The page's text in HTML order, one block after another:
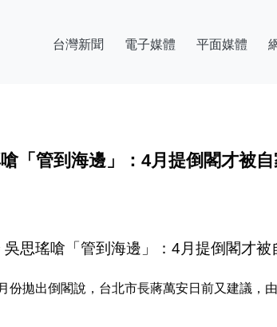
台灣新聞 電子媒體 平面媒體
「管到海邊」：4月提倒閣才被
思瑤嗆「管到海邊」：4月提倒閣才被
份拋出倒閣說，台北市長蔣萬安日前又建議，